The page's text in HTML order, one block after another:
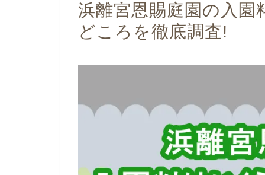
浜離宮恩賜庭園の入園
どころを徹底調査!